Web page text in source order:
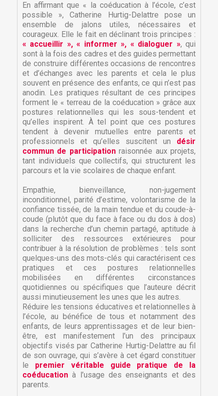
Ajouter à ma liste d'envies ×
Créer une liste d'envies ×
Nom de la liste d'envies
Connexion ×
Vous devez être connecté pour ajouter des produits
à votre liste d'envies.
En affirmant que « la coéducation à l’école, c’est
possible », Catherine Hurtig-Delattre pose un
ensemble de jalons utiles, nécessaires et
courageux. Elle le fait en déclinant trois principes :
« accueillir », « informer », « dialoguer », qui
sont à la fois des cadres et des guides permettant
de construire différentes occasions de rencontres
et d’échanges avec les parents et cela le plus
souvent en présence des enfants, ce qui n’est pas
anodin. Les pratiques résultant de ces principes
forment le « terreau de la coéducation » grâce aux
postures relationnelles qui les sous-tendent et
qu’elles inspirent. À tel point que ces postures
tendent à devenir mutuelles entre parents et
professionnels et qu’elles suscitent un désir
commun de participationraisonnée aux projets,
tant individuels que collectifs, qui structurent les
parcours et la vie scolaires de chaque enfant.
Empathie, bienveillance, non-jugement
inconditionnel, parité d’estime, volontarisme de la
confiance tissée, de la main tendue et du coude-à-
coude (plutôt que du face à face ou du dos à dos)
dans la recherche d’un chemin partagé, aptitude à
solliciter des ressources extérieures pour
contribuer à la résolution de problèmes : tels sont
quelques-uns des mots-clés qui caractérisent ces
pratiques et ces postures relationnelles
mobilisées en différentes circonstances
quotidiennes ou spécifiques que l’auteure décrit
aussi minutieusement les unes que les autres.
Réduire les tensions éducatives et relationnelles à
l’école, au bénéfice de tous et notamment des
enfants, de leurs apprentissages et de leur bien-
être, est manifestement l’un des principaux
objectifs visés par Catherine Hurtig-Delattre au fil
de son ouvrage, qui s’avère à cet égard constituer
le premier véritable guide pratique de la
coéducation à l’usage des enseignants et des
parents.